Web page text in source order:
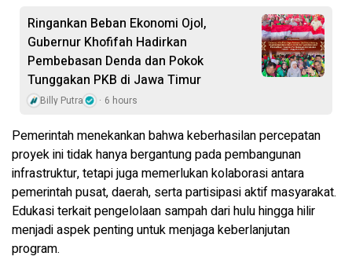
Ringankan Beban Ekonomi Ojol,
Gubernur Khofifah Hadirkan
Pembebasan Denda dan Pokok
Tunggakan PKB di Jawa Timur
Billy Putra 6 hours
Pemerintah menekankan bahwa keberhasilan percepatan
proyek ini tidak hanya bergantung pada pembangunan
infrastruktur, tetapi juga memerlukan kolaborasi antara
pemerintah pusat, daerah, serta partisipasi aktif masyarakat.
Edukasi terkait pengelolaan sampah dari hulu hingga hilir
menjadi aspek penting untuk menjaga keberlanjutan
program.